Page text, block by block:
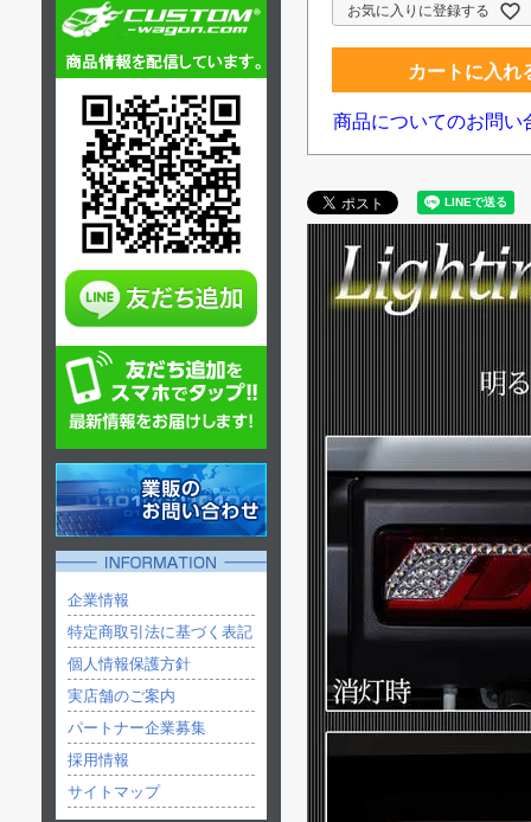
企業情報
特定商取引法に基づく表記
個人情報保護方針
実店舗のご案内
パートナー企業募集
採用情報
サイトマップ
お気に入りに登録する
カートに入れ
商品についてのお問い